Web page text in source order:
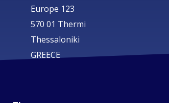
Europe 123
570 01 Thermi
Thessaloniki
GREECE